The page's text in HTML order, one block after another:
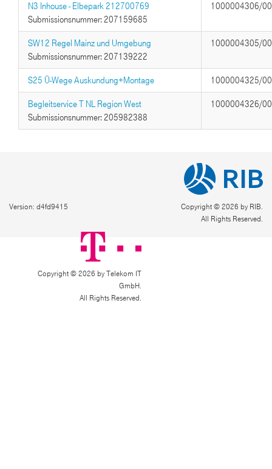
N3 Inhouse - Elbepark 212700769
Submissionsnummer: 207159685
1000004306/
SW12 Regel Mainz und Umgebung
Submissionsnummer: 207139222
1000004305/
S25 Ü-Wege Auskundung+Montage 1000004325/
Begleitservice T NL Region West
Submissionsnummer: 205982388
1000004326/
Version: d4fd9415
Copyright © 2026 by RIB.
All Rights Reserved.
Copyright © 2026 by Telekom IT
GmbH.
All Rights Reserved.